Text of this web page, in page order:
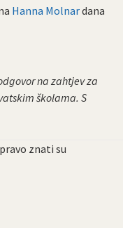
Hanna Molnardana
na zahtjev za
školama. S
znati su